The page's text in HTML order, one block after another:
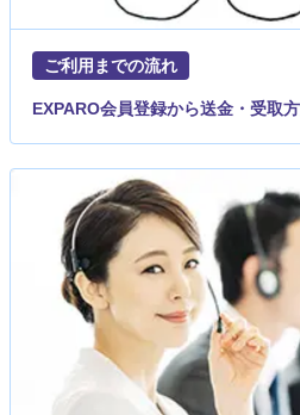
ご利用までの流れ
EXPARO会員登録から送金・受取